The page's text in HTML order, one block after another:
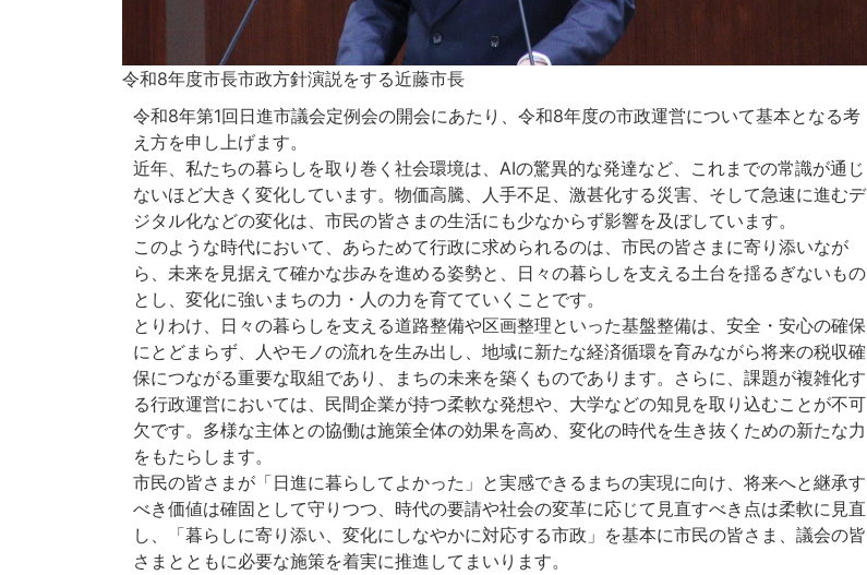
令和8年度市長市政方針演説をする近藤市長
令和8年第1回日進市議会定例会の開会にあたり、令和8年度の市政運営について基本となる考
え方を申し上げます。
近年、私たちの暮らしを取り巻く社会環境は、AIの驚異的な発達など、これまでの常識が通じ
ないほど大きく変化しています。物価高騰、人手不足、激甚化する災害、そして急速に進むデ
ジタル化などの変化は、市民の皆さまの生活にも少なからず影響を及ぼしています。
このような時代において、あらためて行政に求められるのは、市民の皆さまに寄り添いなが
ら、未来を見据えて確かな歩みを進める姿勢と、日々の暮らしを支える土台を揺るぎないもの
とし、変化に強いまちの力・人の力を育てていくことです。
とりわけ、日々の暮らしを支える道路整備や区画整理といった基盤整備は、安全・安心の確保
にとどまらず、人やモノの流れを生み出し、地域に新たな経済循環を育みながら将来の税収確
保につながる重要な取組であり、まちの未来を築くものであります。さらに、課題が複雑化す
る行政運営においては、民間企業が持つ柔軟な発想や、大学などの知見を取り込むことが不可
欠です。多様な主体との協働は施策全体の効果を高め、変化の時代を生き抜くための新たな力
をもたらします。
市民の皆さまが「日進に暮らしてよかった」と実感できるまちの実現に向け、将来へと継承す
べき価値は確固として守りつつ、時代の要請や社会の変革に応じて見直すべき点は柔軟に見直
し、「暮らしに寄り添い、変化にしなやかに対応する市政」を基本に市民の皆さま、議会の皆
さまとともに必要な施策を着実に推進してまいります。